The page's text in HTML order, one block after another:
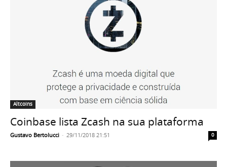
Altcoins
Coinbase lista Zcash na sua plataforma
Gustavo Bertolucci - 29/11/2018 21:51 0